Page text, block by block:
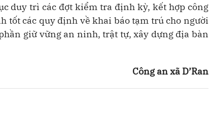
duy trì các đợt kiểm tra định kỳ, kết hợp công
tốt các quy định về khai báo tạm trú cho người
giữ vững an ninh, trật tự, xây dựng địa bàn
Công an xã D’Ran